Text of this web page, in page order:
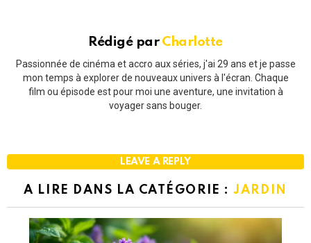
Rédigé par Charlotte
Passionnée de cinéma et accro aux séries, j'ai 29 ans et je passe
mon temps à explorer de nouveaux univers à l'écran. Chaque
film ou épisode est pour moi une aventure, une invitation à
voyager sans bouger.
LEAVE A REPLY
A LIRE DANS LA CATÉGORIE :JARDIN